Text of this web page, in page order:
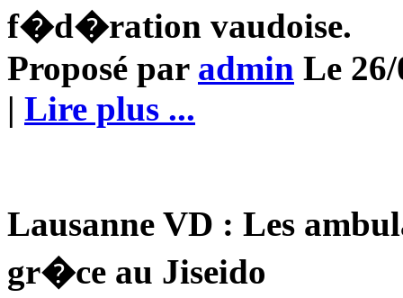
f�d�ration vaudoise.
Proposé par admin Le
| Lire plus ...
Lausanne VD : Les
gr�ce au Jiseido